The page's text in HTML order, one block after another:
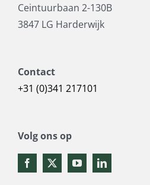
Ceintuurbaan 2-130B
3847 LG Harderwijk
Contact
+31 (0)341 217101
Volg ons op